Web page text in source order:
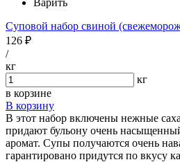
Суповой набор свиной
126 ₽
/
кг
кг
в корзине
В корзину
В этот набор включены нежные
придают бульону очень
аромат. Супы получаются очень
гарантировано придутся по вкусу